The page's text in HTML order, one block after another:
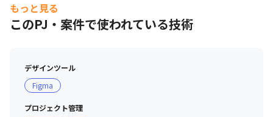
もっと見る
このPJ・案件で使われている技術
デザインツール
Figma
プロジェクト管理